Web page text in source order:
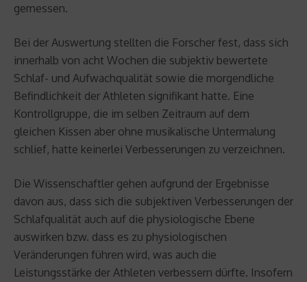
gemessen.
Bei der Auswertung stellten die Forscher fest, dass sich
innerhalb von acht Wochen die subjektiv bewertete
Schlaf- und Aufwachqualität sowie die morgendliche
Befindlichkeit der Athleten signifikant hatte. Eine
Kontrollgruppe, die im selben Zeitraum auf dem
gleichen Kissen aber ohne musikalische Untermalung
schlief, hatte keinerlei Verbesserungen zu verzeichnen.
Die Wissenschaftler gehen aufgrund der Ergebnisse
davon aus, dass sich die subjektiven Verbesserungen der
Schlafqualität auch auf die physiologische Ebene
auswirken bzw. dass es zu physiologischen
Veränderungen führen wird, was auch die
Leistungsstärke der Athleten verbessern dürfte. Insofern